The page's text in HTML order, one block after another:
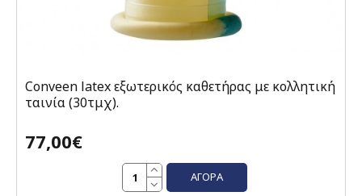
Conveen latex εξωτερικός καθετήρας με κολλητική
ταινία (30τμχ).
77,00€
ΑΓΟΡΆ